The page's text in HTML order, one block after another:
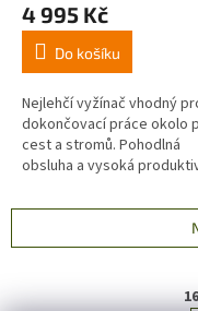
4 995 Kč
Do košíku
Nejlehčí vyžínač vhodný
dokončovací práce okolo
cest a stromů. Pohodlná
obsluha a vysoká
technologie ECHO ES...
16